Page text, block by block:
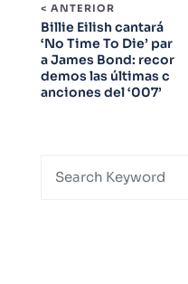
< ANTERIOR
Billie Eilish cantará
‘No Time To Die’ par
a James Bond: recor
demos las últimas c
anciones del ‘007’